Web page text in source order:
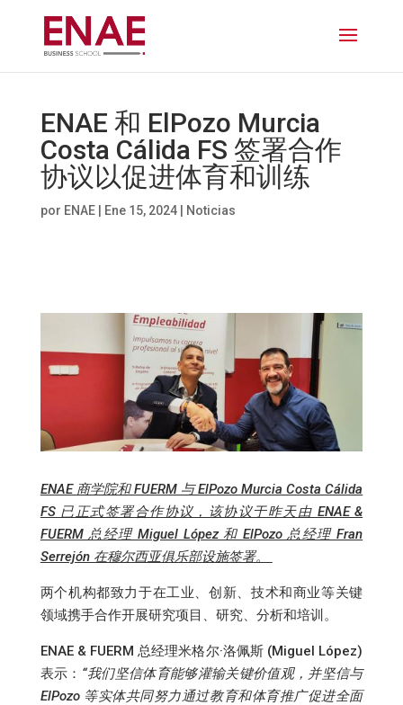
ENAE 和 ElPozo Murcia
Costa Cálida FS 签署合作
协议以促进体育和训练
por ENAE| Ene 15, 2024| Noticias
ENAE 商学院和 FUERM 与 ElPozo Murcia Costa Cálida
FS 已正式签署合作协议，该协议于昨天由 ENAE &
FUERM 总经理 Miguel López 和 ElPozo 总经理 Fran
Serrejón 在穆尔西亚俱乐部设施签署。
两个机构都致力于在工业、创新、技术和商业等关键
领域携手合作开展研究项目、研究、分析和培训。
ENAE & FUERM 总经理米格尔·洛佩斯 (Miguel López)
表示： “我们坚信体育能够灌输关键价值观，并坚信与
ElPozo 等实体共同努力通过教育和体育推广促进全面